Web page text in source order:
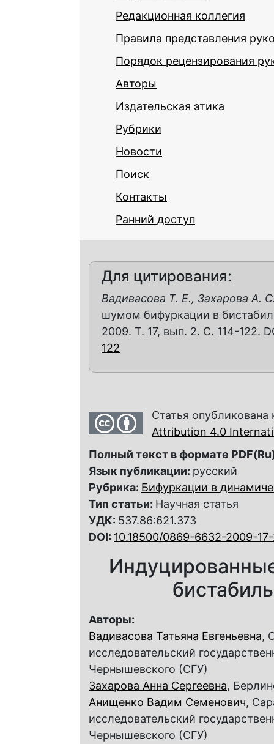
Редакционная коллегия
Правила представления
Порядок рецензирования
Авторы
Издательская этика
Рубрики
Новости
Поиск
Контакты
Ранний доступ
Для цитирования:
Вадивасова Т. Е., Захарова А.
шумом бифуркации в
2009. Т. 17, вып. 2. С. 114-122.
122
Статья
Attribution 4.0
Полный текст в формате
Язык публикации: русский
Рубрика: Бифуркации в
Тип статьи: Научная статья
УДК: 537.86:621.373
DOI: 10.18500/0869-6632-2009-
Авторы:
Вадивасова Татьяна Евгеньевна,
исследовательский
Чернышевского (СГУ)
Захарова Анна Сергеевна,
Анищенко Вадим Семенович,
исследовательский
Чернышевского (СГУ)